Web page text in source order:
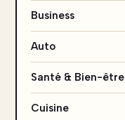
Business
Auto
Santé & Bien-être
Cuisine